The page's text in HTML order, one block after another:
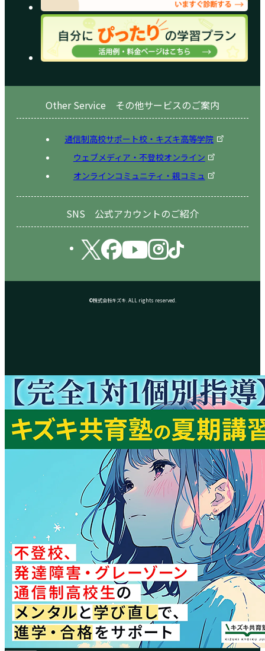
Other Service その他サービスのご案内
通信制高校サポート校・キズキ高等学院
ウェブメディア・不登校オンライン
オンラインコミュニティ・親コミュ
SNS 公式アカウントのご紹介
©株式会社キズキ. ALL rights reserved.